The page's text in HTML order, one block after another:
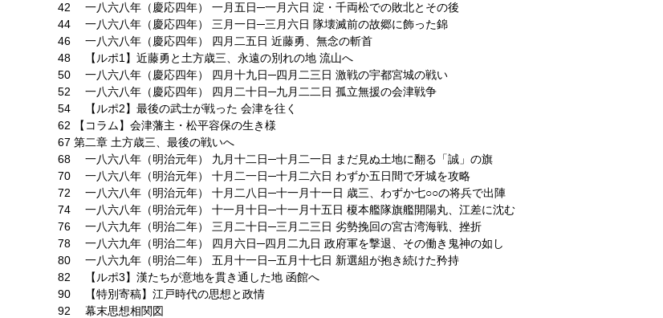
42 一八六八年（慶応四年） 一月五日─一月六日 淀・千両松での敗北とその後
44 一八六八年（慶応四年） 三月一日─三月六日 隊壊滅前の故郷に飾った錦
46 一八六八年（慶応四年） 四月二五日 近藤勇、無念の斬首
48 【ルポ1】近藤勇と土方歳三、永遠の別れの地 流山へ
50 一八六八年（慶応四年） 四月十九日─四月二三日 激戦の宇都宮城の戦い
52 一八六八年（慶応四年） 四月二十日─九月二二日 孤立無援の会津戦争
54 【ルポ2】最後の武士が戦った 会津を往く
62 【コラム】会津藩主・松平容保の生き様
67 第二章 土方歳三、最後の戦いへ
68 一八六八年（明治元年） 九月十二日─十月二一日 まだ見ぬ土地に翻る「誠」の旗
70 一八六八年（明治元年） 十月二一日─十月二六日 わずか五日間で牙城を攻略
72 一八六八年（明治元年） 十月二八日─十一月十一日 歳三、わずか七○○の将兵で出陣
74 一八六八年（明治元年） 十一月十日─十一月十五日 榎本艦隊旗艦開陽丸、江差に沈む
76 一八六九年（明治二年） 三月二十日─三月二三日 劣勢挽回の宮古湾海戦、挫折
78 一八六九年（明治二年） 四月六日─四月二九日 政府軍を撃退、その働き鬼神の如し
80 一八六九年（明治二年） 五月十一日─五月十七日 新選組が抱き続けた矜持
82 【ルポ3】漢たちが意地を貫き通した地 函館へ
90 【特別寄稿】江戸時代の思想と政情
92 幕末思想相関図